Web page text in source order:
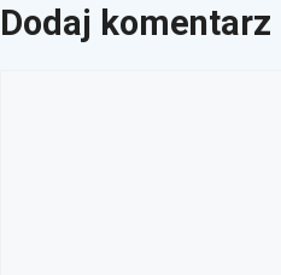
Dodaj komentarz